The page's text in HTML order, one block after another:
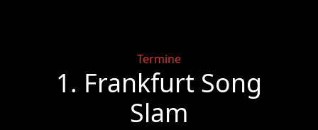
Categories
Termine
1. Frankfurt Song
Slam